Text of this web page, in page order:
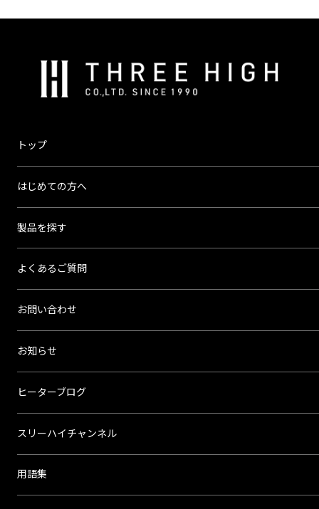
ス
ハ
イ
トップ
はじめての方へ
製品を探す
よくあるご質問
お問い合わせ
お知らせ
ヒーターブログ
スリーハイチャンネル
用語集